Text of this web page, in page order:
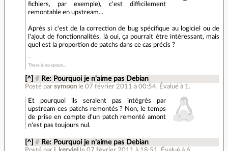
fichiers, par exemple), c'est difficilement
remontable en upstream...
Après si c'est de la correction de bug spécifique au logiciel ou de
l'ajout de fonctionnalités, là oui, ça pourrait être intéressant, mais
quel est la proportion de patchs dans ce cas précis ?
There is no spoon...
[^] # Re: Pourquoi je n'aime pas Debian
Posté par symoon le 07 février 2011 à 00:54. Évalué à 1 .
Et pourquoi ils seraient pas intégrés par
upstream ces patchs remontés ? Non, le temps
de prise en compte d'un patch remonté amont
n'est pas toujours nul.
[^] # Re: Pourquoi je n'aime pas Debian